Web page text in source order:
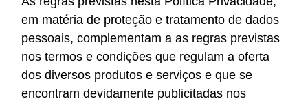
em matéria de proteção e tratamento de dados
pessoais, complementam a as regras previstas
nos termos e condições que regulam a oferta
dos diversos produtos e serviços e que se
encontram devidamente publicitadas nos